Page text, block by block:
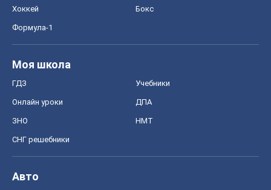
Хоккей Бокс
Формула-1
Моя школа
ГДЗ Учебники
Онлайн уроки ДПА
ЗНО НМТ
СНГ решебники
Авто